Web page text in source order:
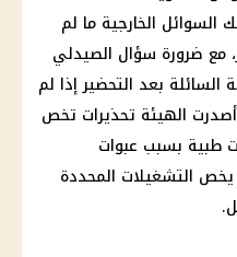
السوائل الخارجية ما لم
مع ضرورة سؤال الصيدلي
بعد التحضير إذا لم
الهيئة تحذيرات تخص
4 مستحضرات طبية بسبب عبوات
التشغيلات المحددة